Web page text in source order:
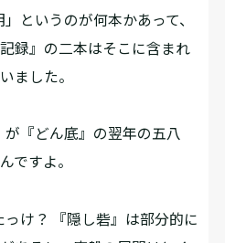
というのが何本かあって、
録』の二本はそこに含まれ
ました。
が『どん底』の翌年の五八
ですよ。
け？ 『隠し砦』は部分的に